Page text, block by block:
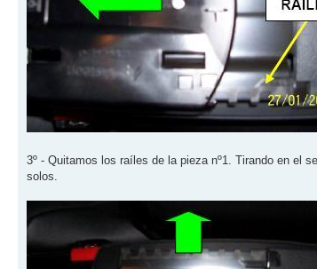
3º - Quitamos los raíles de la pieza nº1. Tirando en el
solos.